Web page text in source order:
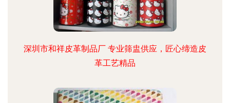
深圳市和祥皮革制品厂 专业筛盅供应，匠心缔造皮
革工艺精品